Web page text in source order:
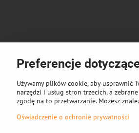
Preferencje
Używamy plików cookie, aby usprawnić
narzędzi i usług stron trzecich, a
zgodę na to przetwarzanie. Możesz
Oświadczenie o ochronie prywatności